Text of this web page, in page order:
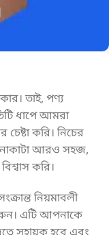
তাই, পণ্য
ধাপে আমরা
চেষ্টা করি। নিচের
আরও সহজ,
করি।
নিয়মাবলী
এটি আপনাকে